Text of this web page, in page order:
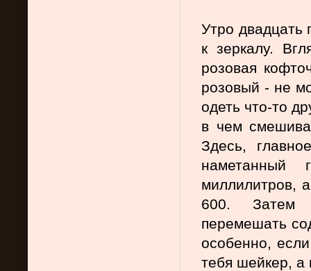
Утро
к зеркалу.
розовая
розовый - не
одеть что-то
в чем
Здесь,
наметанный
миллилитров,
600. Затем
перемешать
особенно,
тебя шейкер, а